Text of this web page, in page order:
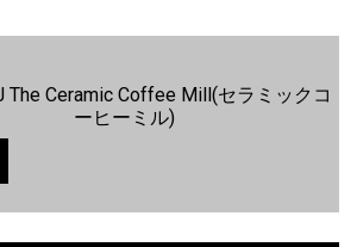
The Ceramic Coffee Mill(セラミックコ
ーヒーミル)